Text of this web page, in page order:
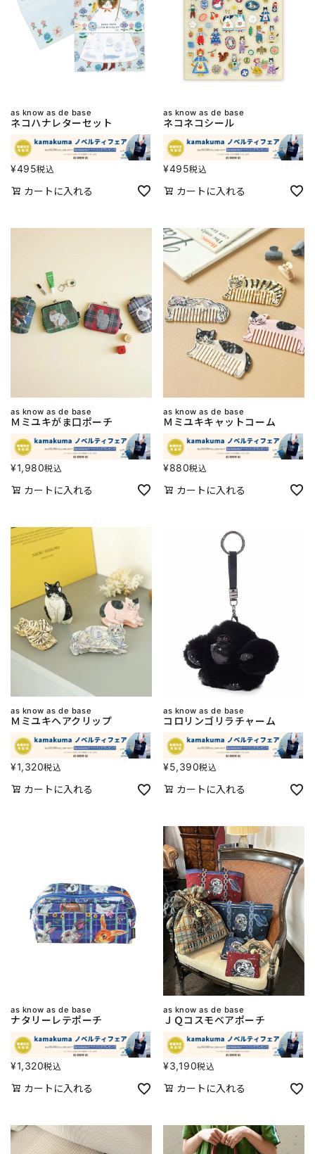
as know as de base
ネコハナレターセット
¥495税込
カートに入れる
as know as de base
ネコネコシール
¥495税込
カートに入れる
as know as de base
Ｍミユキがま口ポーチ
¥1,980税込
カートに入れる
as know as de base
Ｍミユキキャットコーム
¥880税込
カートに入れる
as know as de base
Ｍミユキヘアクリップ
¥1,320税込
カートに入れる
as know as de base
コロリンゴリラチャーム
¥5,390税込
カートに入れる
as know as de base
ナタリーレテポーチ
¥1,320税込
カートに入れる
as know as de base
ＪＱコスモベアポーチ
¥3,190税込
カートに入れる